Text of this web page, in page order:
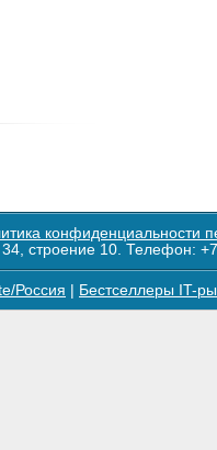
конфиденциальности
34, строение 10. Телефон:
Россия Бестселлеры IT-